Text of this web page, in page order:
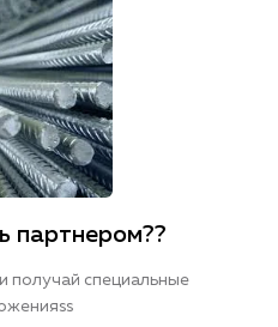
партнером??
получай специальные